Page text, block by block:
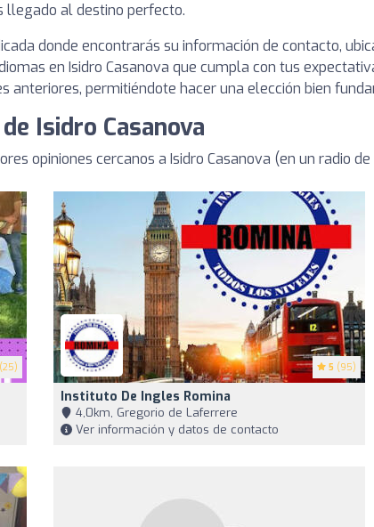
llegado al destino perfecto.
donde encontrarás su información de contacto,
en Isidro Casanova que cumpla con tus
anteriores, permitiéndote hacer una elección bien
Isidro Casanova
opiniones cercanos a Isidro Casanova (en un radio
(25) 5 (95)
Instituto De Ingles Romina
4,0km, Gregorio de Laferrere
Ver información y datos de contacto